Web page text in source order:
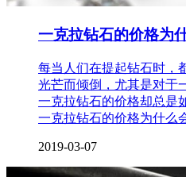
一克拉钻石的价格为
每当人们在提起钻石时，
光芒而倾倒，尤其是对于
一克拉钻石的价格却总是
一克拉钻石的价格为什么
2019-03-07